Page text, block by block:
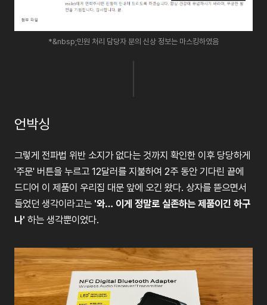
*&nbsp;민원 처리 담당자 분의 신상 정보는 마스킹하였음
언박싱
그렇게 전파법 위반 소지가 없다는 것까지 확인한 이후 당당하게
'주문' 버튼을 누르고 12달러를 지불하여 2주 동안 기다린 끝에
드디어 이 제품이 우리집 대문 앞에 오긴 왔다. 상자를 뜯으면서
들었던 생각이라고는 '와… 이게 정말로 실존하는 제품이긴 하구
나' 하는 생각뿐이었다.